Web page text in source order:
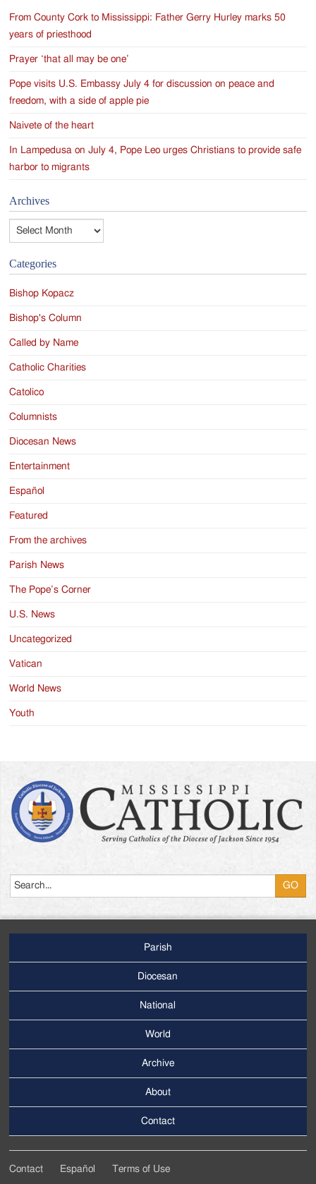
From County Cork to Mississippi: Father Gerry Hurley marks 50
years of priesthood
Prayer ‘that all may be one’
Pope visits U.S. Embassy July 4 for discussion on peace and
freedom, with a side of apple pie
Naivete of the heart
In Lampedusa on July 4, Pope Leo urges Christians to provide safe
harbor to migrants
Archives
Archives
Categories
Bishop Kopacz
Bishop's Column
Called by Name
Catholic Charities
Catolico
Columnists
Diocesan News
Entertainment
Español
Featured
From the archives
Parish News
The Pope’s Corner
U.S. News
Uncategorized
Vatican
World News
Youth
Menu
Parish
Diocesan
National
World
Menu
Archive
About
Contact
Contact Español Terms of Use